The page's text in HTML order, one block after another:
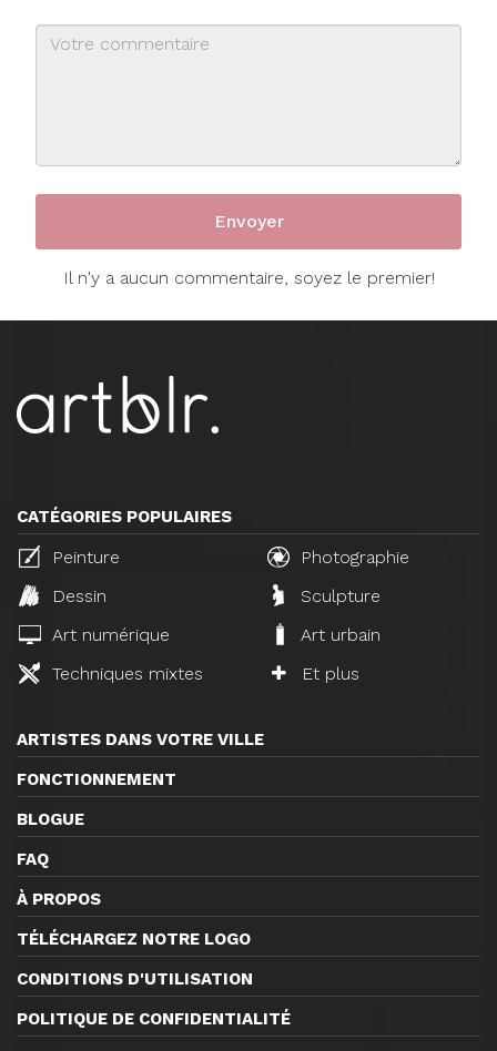
Il n'y a aucun commentaire, soyez le premier!
CATÉGORIES POPULAIRES
Peinture
Photographie
Dessin
Sculpture
Art numérique
Art urbain
Techniques mixtes
Et plus
ARTISTES DANS VOTRE VILLE
FONCTIONNEMENT
BLOGUE
FAQ
À PROPOS
TÉLÉCHARGEZ NOTRE LOGO
CONDITIONS D'UTILISATION
POLITIQUE DE CONFIDENTIALITÉ